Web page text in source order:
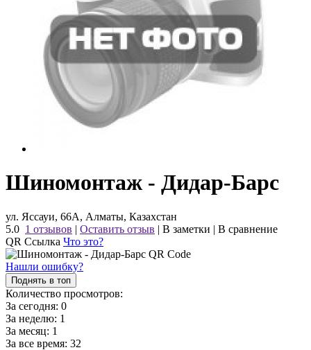
Шиномонтаж - Дидар-Барс
ул. Яссауи, 66А, Алматы, Казахстан
5.0 1 отзывов | Оставить отзыв | В заметки | В сравнение
QR Ссылка Что это?
Нашли ошибку?
Поднять в топ
Количество просмотров:
За сегодня: 0
За неделю: 1
За месяц: 1
За все время: 32